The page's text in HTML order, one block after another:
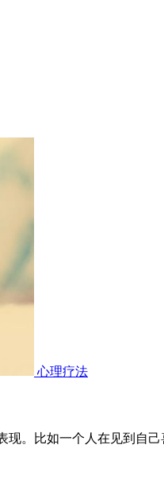
心理疗法
。比如一个人在见到自